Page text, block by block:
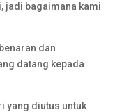
jadi bagaimana kami
dan
datang kepada
yang diutus untuk